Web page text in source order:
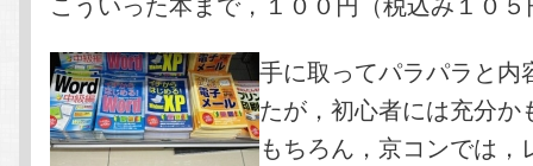
手に取ってパラパラと内
たが，初心者には充分か
もちろん，京コンでは，